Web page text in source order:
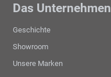
Das Unternehmen
Geschichte
Showroom
Unsere Marken